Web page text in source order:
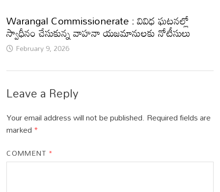
Warangal Commissionerate : వివిధ ఘటనల్లో
స్వాధీనం చేసుకున్న వాహనా యజమానులకు నోటీసులు
February 9, 2026
Leave a Reply
Your email address will not be published. Required fields are
marked*
COMMENT *